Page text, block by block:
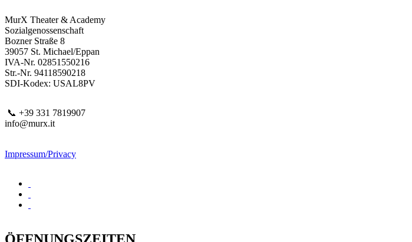
MurX Theater & Academy
Sozialgenossenschaft
Bozner Straße 8
39057 St. Michael/Eppan
IVA-Nr. 02851550216
Str.-Nr. 94118590218
SDI-Kodex: USAL8PV
📞 +39 331 7819907
info@murx.it
Impressum/Privacy